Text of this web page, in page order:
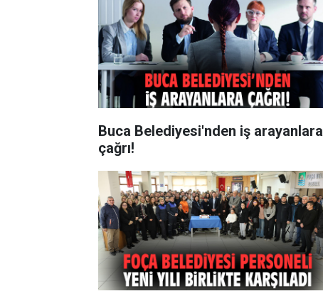
Buca Belediyesi'nden iş arayanlara
çağrı!